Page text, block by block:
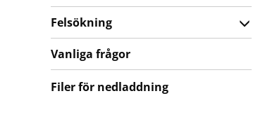
Felsökning
Vanliga frågor
Filer för nedladdning